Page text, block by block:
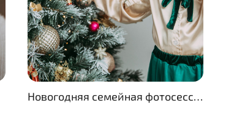
Новогодняя семейная фотосессия в студии GeorgeTLV в Хайфе